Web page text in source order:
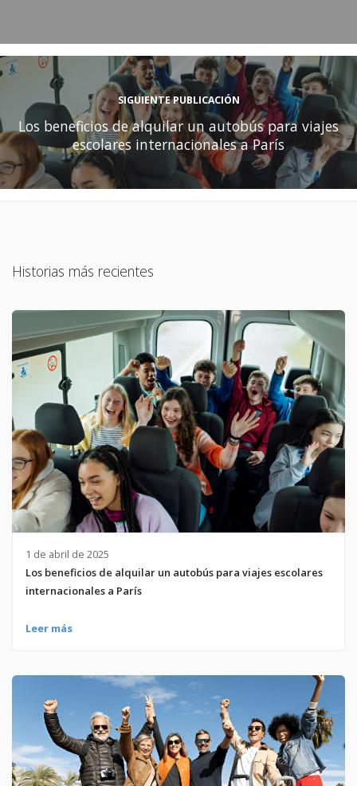
SIGUIENTE PUBLICACIÓN
Los beneficios de alquilar un autobús para viajes
escolares internacionales a París
Historias más recientes
1 de abril de 2025
Los beneficios de alquilar un autobús para viajes escolares
internacionales a París
Leer más